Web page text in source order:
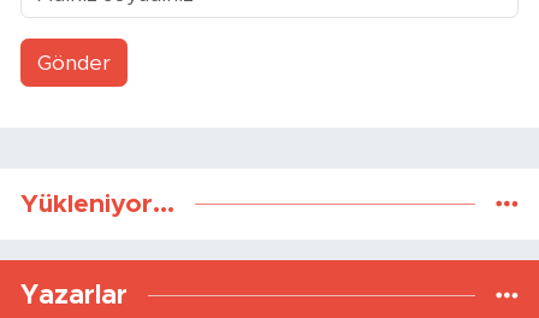
Gönder
Yükleniyor...
Yazarlar